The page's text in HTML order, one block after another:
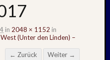
in 2048 × 1152 in
(Unter den Linden) –
← Zurück
Weiter →